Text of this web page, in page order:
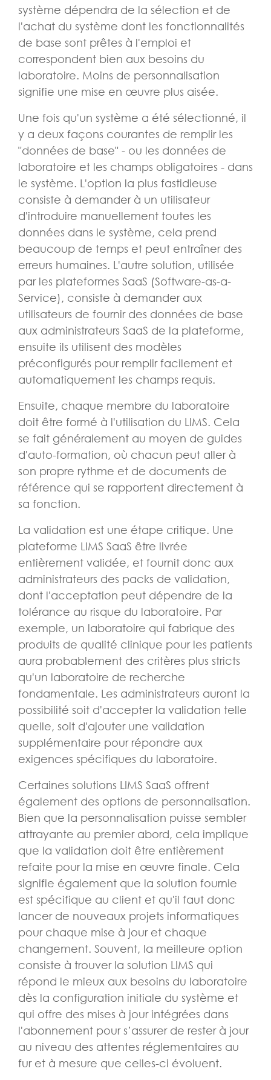
système dépendra de la sélection et de
l'achat du système dont les fonctionnalités
de base sont prêtes à l'emploi et
correspondent bien aux besoins du
laboratoire. Moins de personnalisation
signifie une mise en œuvre plus aisée.
Une fois qu'un système a été sélectionné, il
y a deux façons courantes de remplir les
"données de base" - ou les données de
laboratoire et les champs obligatoires - dans
le système. L'option la plus fastidieuse
consiste à demander à un utilisateur
d'introduire manuellement toutes les
données dans le système, cela prend
beaucoup de temps et peut entraîner des
erreurs humaines. L'autre solution, utilisée
par les plateformes SaaS (Software-as-a-
Service), consiste à demander aux
utilisateurs de fournir des données de base
aux administrateurs SaaS de la plateforme,
ensuite ils utilisent des modèles
préconfigurés pour remplir facilement et
automatiquement les champs requis.
Ensuite, chaque membre du laboratoire
doit être formé à l'utilisation du LIMS. Cela
se fait généralement au moyen de guides
d'auto-formation, où chacun peut aller à
son propre rythme et de documents de
référence qui se rapportent directement à
sa fonction.
La validation est une étape critique. Une
plateforme LIMS SaaS être livrée
entièrement validée, et fournit donc aux
administrateurs des packs de validation,
dont l'acceptation peut dépendre de la
tolérance au risque du laboratoire. Par
exemple, un laboratoire qui fabrique des
produits de qualité clinique pour les patients
aura probablement des critères plus stricts
qu'un laboratoire de recherche
fondamentale. Les administrateurs auront la
possibilité soit d'accepter la validation telle
quelle, soit d'ajouter une validation
supplémentaire pour répondre aux
exigences spécifiques du laboratoire.
Certaines solutions LIMS SaaS offrent
également des options de personnalisation.
Bien que la personnalisation puisse sembler
attrayante au premier abord, cela implique
que la validation doit être entièrement
refaite pour la mise en œuvre finale. Cela
signifie également que la solution fournie
est spécifique au client et qu'il faut donc
lancer de nouveaux projets informatiques
pour chaque mise à jour et chaque
changement. Souvent, la meilleure option
consiste à trouver la solution LIMS qui
répond le mieux aux besoins du laboratoire
dès la configuration initiale du système et
qui offre des mises à jour intégrées dans
l'abonnement pour s’assurer de rester à jour
au niveau des attentes réglementaires au
fur et à mesure que celles-ci évoluent.